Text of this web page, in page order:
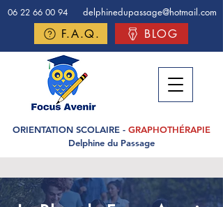
06 22 66 00 94 delphinedupassage@hotmail.com
F.A.Q. BLOG
ORIENTATION SCOLAIRE - GRAPHOTHÉRAPIE
Delphine du Passage